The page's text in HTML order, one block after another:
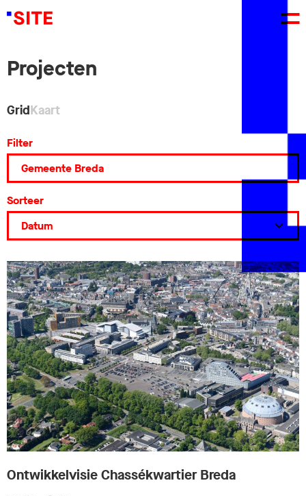
Projecten
GridKaart
Filter
Sorteer
Ontwikkelvisie Chassékwartier Breda